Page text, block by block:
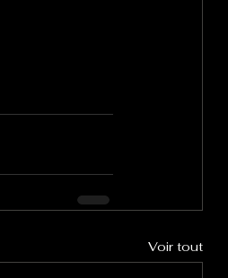
Voir tout